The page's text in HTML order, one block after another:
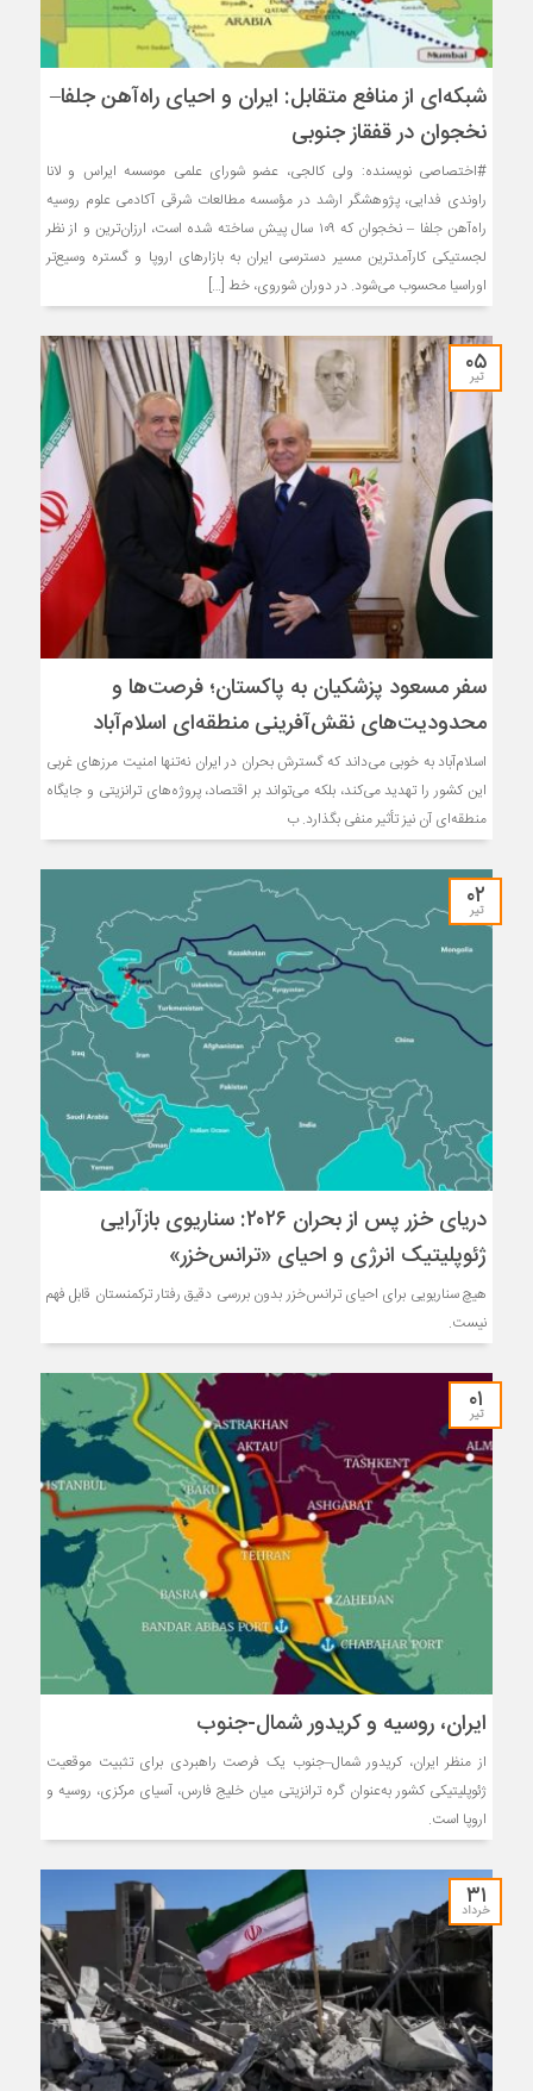
شبکه‌ای از منافع متقابل: ایران و احیای راه‌آهن جلفا–
نخجوان در قفقاز جنوبی
#اختصاصی نویسنده: ولی کالجی، عضو شورای علمی موسسه ایراس و لانا
راوندی فدایی، پژوهشگر ارشد در مؤسسه مطالعات شرقی آکادمی علوم روسیه
راه‌آهن جلفا – نخجوان که ۱۰۹ سال پیش ساخته شده است، ارزان‌ترین و از نظر
لجستیکی کارآمدترین مسیر دسترسی ایران به بازارهای اروپا و گستره وسیع‌تر
اوراسیا محسوب می‌شود. در دوران شوروی، خط […]
۰۵
تیر
سفر مسعود پزشکیان به پاکستان؛ فرصت‌ها و
محدودیت‌های نقش‌آفرینی منطقه‌ای اسلام‌آباد
اسلام‌آباد به خوبی می‌داند که گسترش بحران در ایران نه‌تنها امنیت مرزهای غربی
این کشور را تهدید می‌کند، بلکه می‌تواند بر اقتصاد، پروژه‌های ترانزیتی و جایگاه
منطقه‌ای آن نیز تأثیر منفی بگذارد. ب
۰۲
تیر
دریای خزر پس از بحران ۲۰۲۶: سناریوی بازآرایی
ژئوپلیتیک انرژی و احیای «ترانس‌خزر»
هیچ سناریویی برای احیای ترانس‌خزر بدون بررسی دقیق رفتار ترکمنستان قابل فهم
نیست.
۰۱
تیر
ایران، روسیه و کریدور شمال-جنوب
از منظر ایران، کریدور شمال–جنوب یک فرصت راهبردی برای تثبیت موقعیت
ژئوپلیتیکی کشور به‌عنوان گره ترانزیتی میان خلیج فارس، آسیای مرکزی، روسیه و
اروپا است.
۳۱
خرداد